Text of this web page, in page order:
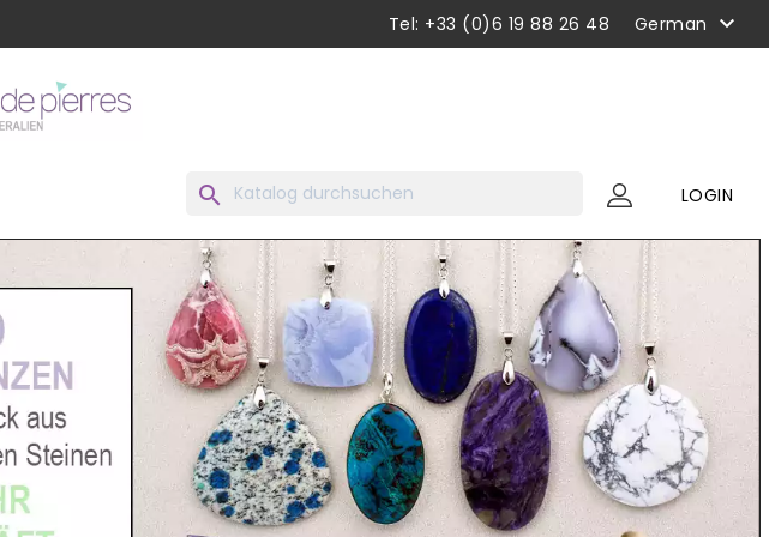
Tel: +33 (0)6 19 88 26 48 German 
LOGIN
search